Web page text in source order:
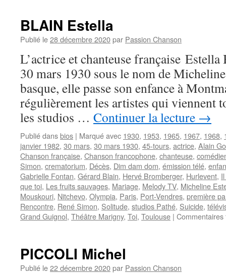
BLAIN Estella
Publié le28 décembre 2020par Passion Chanson
L’actrice et chanteuse française
30 mars 1930 sous le nom de
basque, elle passe son enfance à
régulièrement les artistes qui viennent
les studios … Continuer la lecture →
Publié dansbios | Marqué avec 1930, 1953, 1965, 1967, 1968,
janvier 1982, 30 mars, 30 mars 1930, 45-tours, actrice, Alain
Chanson française, Chanson francophone, chanteuse,
Simon, crematorium, Décès, Dim dam dom, émission télé,
Gabrielle Fontan, Gérard Blain, Hervé Bromberger, Hurlevent,
que toi, Les fruits sauvages, Mariage, Melody TV, Micheline
Mouskouri, Nitchevo, Olympia, Paris, Port-Vendres, première
Rencontre, René Simon, Solitude, studios Pathé, Suicide,
Grand Guignol, Théâtre Marigny, Toi, Toulouse | Commentaires
PICCOLI Michel
Publié le22 décembre 2020par Passion Chanson